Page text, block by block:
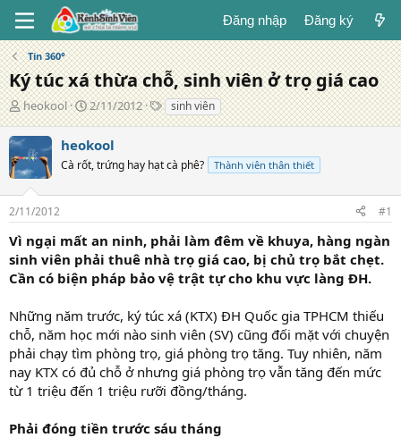
Đăng nhập Đăng ký
Tin 360°
Ký túc xá thừa chỗ, sinh viên ở trọ giá cao
T
á
c
g
i
heokool
N
g
à
y
đ
n
2/11/2012
T
ừ
ó
sinh viên
heokool
Cà rốt, trứng hay hạt cà phê? Thành viên thân thiết
2/11/2012 #1
Vì ngại mất an ninh, phải làm đêm về khuya, hàng ngàn
sinh viên phải thuê nhà trọ giá cao, bị chủ trọ bắt chẹt.
Cần có biện pháp bảo vệ trật tự cho khu vực làng ĐH.
Những năm trước, ký túc xá (KTX) ĐH Quốc gia TPHCM thiếu
chỗ, năm học mới nào sinh viên (SV) cũng đối mặt với chuyện
phải chạy tìm phòng trọ, giá phòng trọ tăng. Tuy nhiên, năm
nay KTX có đủ chỗ ở nhưng giá phòng trọ vẫn tăng đến mức
từ 1 triệu đến 1 triệu rưỡi đồng/tháng.
Phải đóng tiền trước sáu tháng